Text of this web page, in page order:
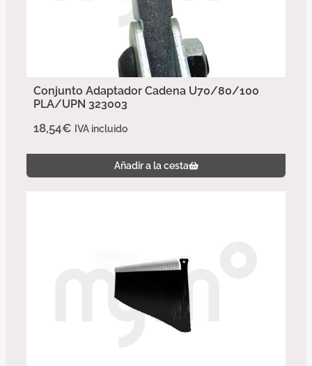
Conjunto Adaptador Cadena U70/80/100
PLA/UPN 323003
18,54€ IVA incluido
Añadir a la cesta